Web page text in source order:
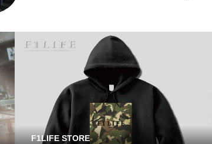
F1LIFE STORE